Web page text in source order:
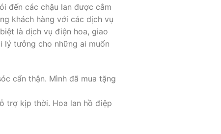
đến các chậu lan được cắm
khách hàng với các dịch vụ
là dịch vụ điện hoa, giao
lý tưởng cho những ai muốn
cẩn thận. Mình đã mua tặng
trợ kịp thời. Hoa lan hồ điệp